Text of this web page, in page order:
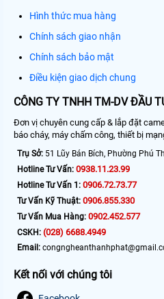
Hình thức mua hàng
Chính sách giao nhận
Chính sách bảo mật
Điều kiện giao dịch chung
CÔNG TY TNHH TM-DV ĐẦU
Đơn vị chuyên cung cấp & lắp đặt
báo cháy, máy chấm công, thiết bị
Trụ Sở: 51 Lũy Bán Bích, Phường Phú
Hotline Tư Vấn: 0938.11.23.99
Hotline Tư Vấn 1: 0906.72.73.77
Tư Vấn Kỹ Thuật: 0906.855.330
Tư Vấn Mua Hàng: 0902.452.577
CSKH: (028) 6688.4949
Email:
Kết nối với chúng tôi